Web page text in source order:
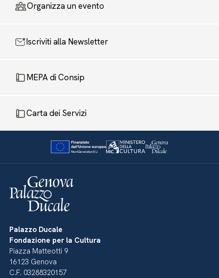
Organizza un evento
Iscriviti alla Newsletter
MEPA di Consip
Carta dei Servizi
Palazzo Ducale
Fondazione per la Cultura
Piazza Matteotti 9
16123 Genova
C.F. 03288320157